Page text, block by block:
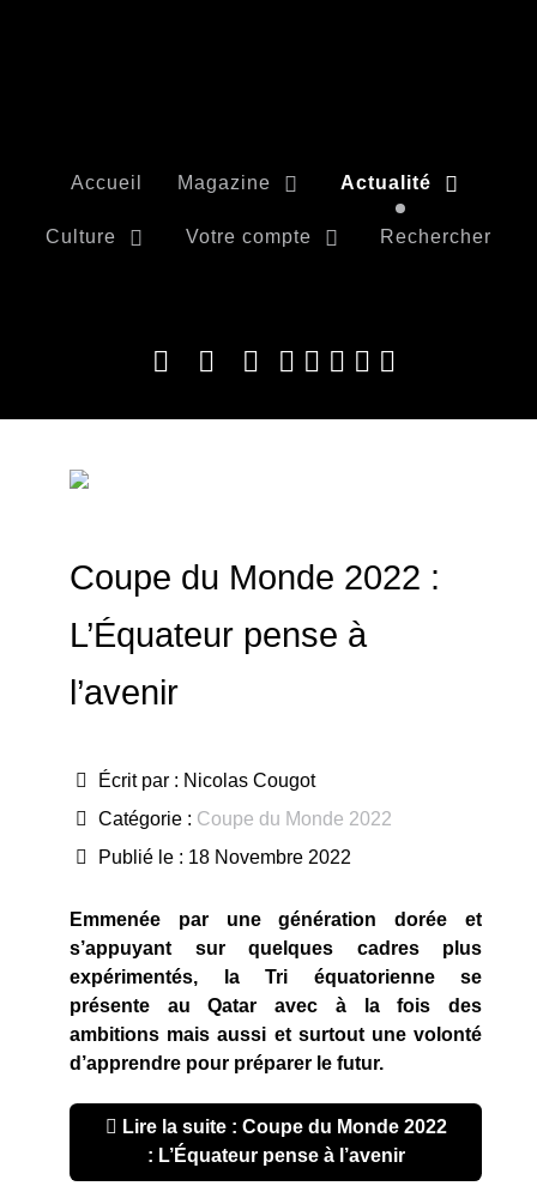
Accueil Magazine Actualité
Culture Votre compte Rechercher
Coupe du Monde 2022 :
L’Équateur pense à
l’avenir
Écrit par : Nicolas Cougot
Catégorie : Coupe du Monde 2022
Publié le : 18 Novembre 2022
Emmenée par une génération dorée et
s’appuyant sur quelques cadres plus
expérimentés, la Tri équatorienne se
présente au Qatar avec à la fois des
ambitions mais aussi et surtout une volonté
d’apprendre pour préparer le futur.
Lire la suite : Coupe du Monde 2022
: L’Équateur pense à l’avenir